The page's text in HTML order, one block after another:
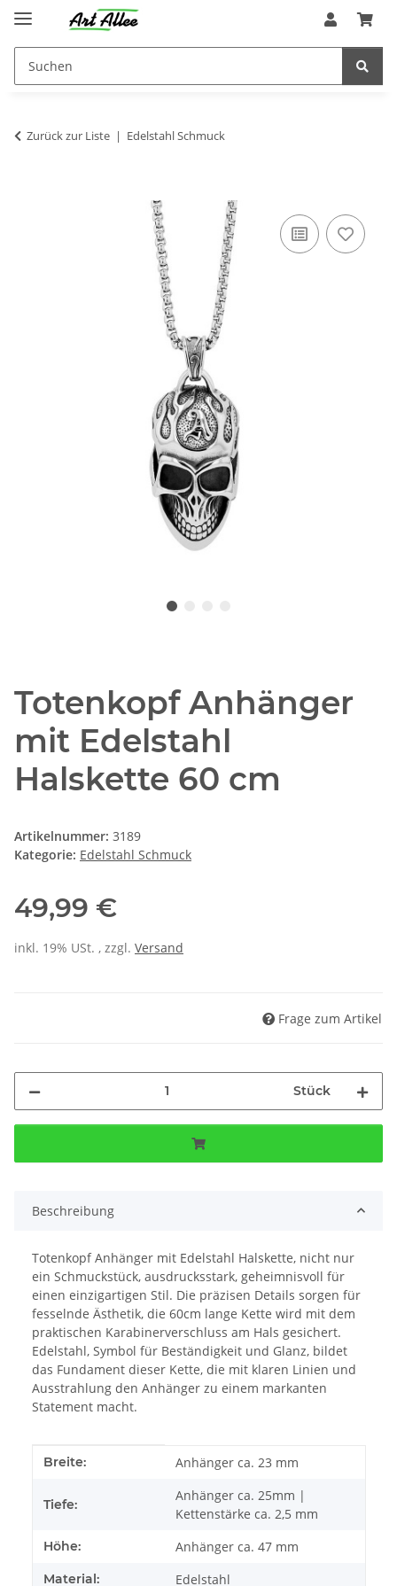
Zurück zur Liste Edelstahl Schmuck
Totenkopf Anhänger
mit Edelstahl
Halskette 60 cm
Artikelnummer: 3189
Kategorie: Edelstahl Schmuck
49,99 €
inkl. 19% USt. , zzgl. Versand
Frage zum Artikel
Stück
Beschreibung
Totenkopf Anhänger mit Edelstahl Halskette, nicht nur
ein Schmuckstück, ausdrucksstark, geheimnisvoll für
einen einzigartigen Stil. Die präzisen Details sorgen für
fesselnde Ästhetik, die 60cm lange Kette wird mit dem
praktischen Karabinerverschluss am Hals gesichert.
Edelstahl, Symbol für Beständigkeit und Glanz, bildet
das Fundament dieser Kette, die mit klaren Linien und
Ausstrahlung den Anhänger zu einem markanten
Statement macht.
Produkteigenschaft
Wert
Breite: Anhänger ca. 23 mm
Tiefe:
Anhänger ca. 25mm |
Kettenstärke ca. 2,5 mm
Höhe: Anhänger ca. 47 mm
Material: Edelstahl